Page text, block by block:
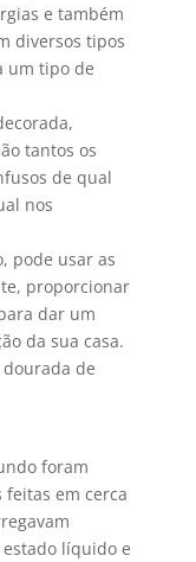
e também
diversos tipos
um tipo de
tantos os
de qual
nos
pode usar as
proporcionar
dar um
da sua casa.
de
foram
em cerca
líquido e